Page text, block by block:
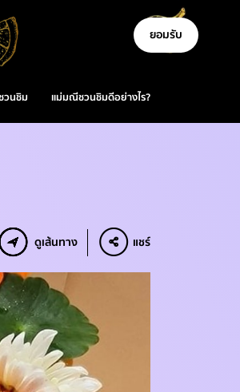
วนชิม แม่มณีชวนชิมดีอย่างไร?
ยอมรับ
ดูเส้นทาง แชร์